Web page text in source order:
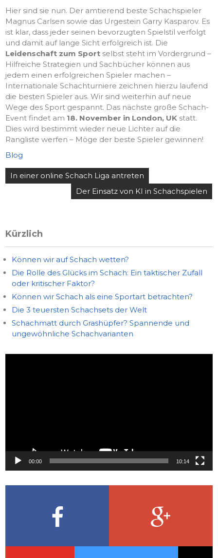
Hier sind sie nun. Der amtierend beste Schachspieler
Magnus Carlsen sowie das Urgestein Garry Kasparov. Es
ist klar, dass jeder seinen bevorzugten Spielstil verfolgt
und damit auf lange Sicht erfolgreich ist. Die
Leidenschaft zum Sport selbst steht im Vordergrund –
Hilfreiche Strategien und Sachbücher können aus
jedem einen erfolgreichen Spieler machen –
Internationale Schachturniere zeichnen hierzu laufend
die besten Spieler aus. Wir sind weiterhin auf neue
Wege des Sport gespannt. Das nächste große Schach-
Event findet am 18. November in London, UK statt.
Dies wird bestimmt wieder neue Lichter auf die
Rangliste werfen – Möge der beste Spieler gewinnen!
Blog
Post
In einer online Schach Liga antreten
Der Einsatz von KI in Schachspielen
Kürzlich
Können wir auf Schach wetten?
Die Rolle des Glücks im Schach: Ein taktischer Zufall
oder kritischer Faktor?
Können wir Schach als eine Sportart betrachten?
Die 3 teuersten Schachsets der Welt
Schachmatt durch Grashüpfer? Spannende und
ungewöhnliche Schachvarianten
00:00 10:14